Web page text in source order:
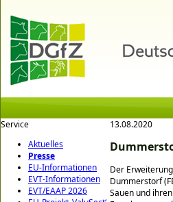
Service
Aktuelles
Presse
EU-Informationen
EVT-Informationen
EVT/EAAP 2026
13.08.2020
Der
Dummerstorf
Sauen und